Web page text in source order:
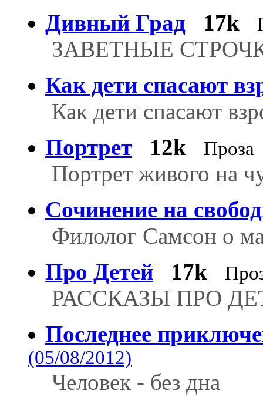
Дивный Град
17k
ЗАВЕТНЫЕ
Как дети спасают
Как дети спасают
Портрет
12k Проза
Портрет живого на
Сочинение на
Филолог Самсон о
Про Детей
17k
РАССКАЗЫ ПРО
Последнее
(05/08/2012)
Человек - без дна